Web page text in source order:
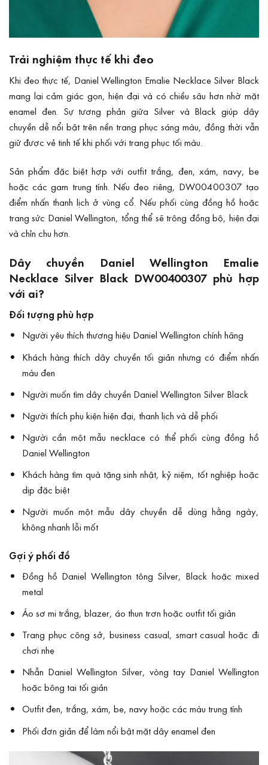
Trải nghiệm thực tế khi đeo
Khi đeo thực tế, Daniel Wellington Emalie Necklace Silver Black
mang lại cảm giác gọn, hiện đại và có chiều sâu hơn nhờ mặt
enamel đen. Sự tương phản giữa Silver và Black giúp dây
chuyền dễ nổi bật trên nền trang phục sáng màu, đồng thời vẫn
giữ được vẻ tinh tế khi phối với trang phục tối màu.
Sản phẩm đặc biệt hợp với outfit trắng, đen, xám, navy, be
hoặc các gam trung tính. Nếu đeo riêng, DW00400307 tạo
điểm nhấn thanh lịch ở vùng cổ. Nếu phối cùng đồng hồ hoặc
trang sức Daniel Wellington, tổng thể sẽ trông đồng bộ, hiện đại
và chỉn chu hơn.
Dây chuyền Daniel Wellington Emalie
Necklace Silver Black DW00400307 phù hợp
với ai?
Đối tượng phù hợp
Người yêu thích thương hiệu Daniel Wellington chính hãng
Khách hàng thích dây chuyền tối giản nhưng có điểm nhấn
màu đen
Người muốn tìm dây chuyền Daniel Wellington Silver Black
Người thích phụ kiện hiện đại, thanh lịch và dễ phối
Người cần một mẫu necklace có thể phối cùng đồng hồ
Daniel Wellington
Khách hàng tìm quà tặng sinh nhật, kỷ niệm, tốt nghiệp hoặc
dịp đặc biệt
Người muốn một mẫu dây chuyền dễ dùng hằng ngày,
không nhanh lỗi mốt
Gợi ý phối đồ
Đồng hồ Daniel Wellington tông Silver, Black hoặc mixed
metal
Áo sơ mi trắng, blazer, áo thun trơn hoặc outfit tối giản
Trang phục công sở, business casual, smart casual hoặc đi
chơi nhẹ
Nhẫn Daniel Wellington Silver, vòng tay Daniel Wellington
hoặc bông tai tối giản
Outfit đen, trắng, xám, be, navy hoặc các màu trung tính
Phối đơn giản để làm nổi bật mặt dây enamel đen